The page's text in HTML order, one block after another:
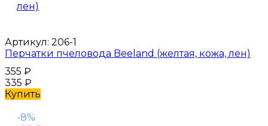
Артикул: 206-1
Перчатки пчеловода Beeland (желтая, кожа, лен)
355 ₽
335 ₽
Купить
-8%